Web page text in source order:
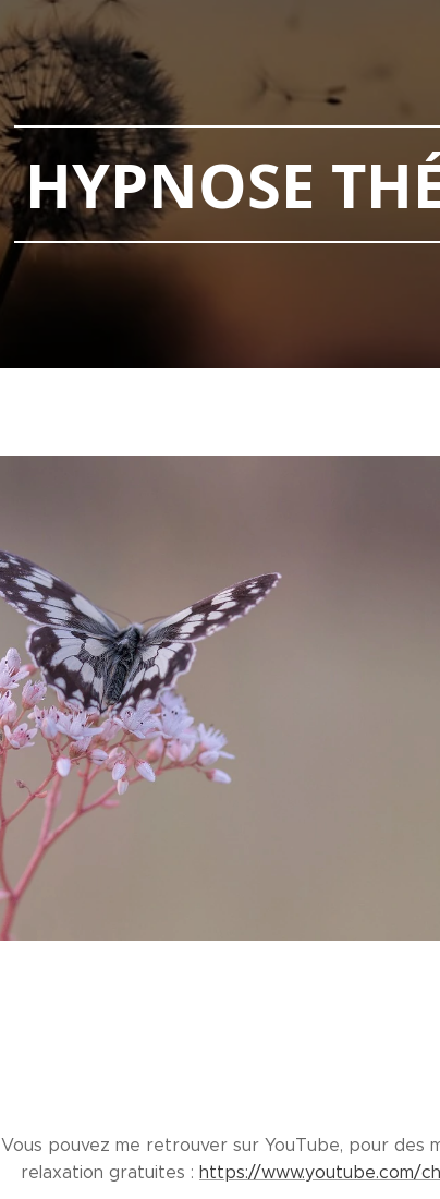
HYPNOSE
Vous pouvez me retrouver sur YouTube, pour des
relaxation gratuites : https://www.youtube.com/